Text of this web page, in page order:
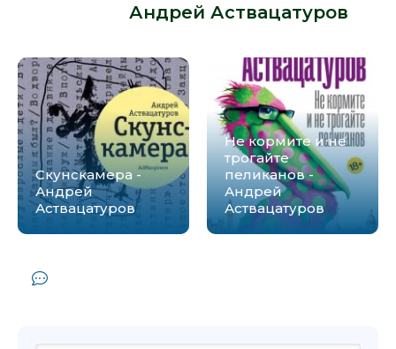
Андрей Аствацатуров
Скунскамера -
Андрей
Аствацатуров
Не кормите и не
трогайте
пеликанов -
Андрей
Аствацатуров